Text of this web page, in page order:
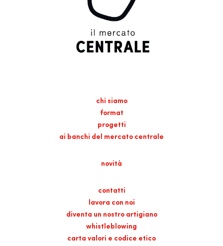
chi siamo
format
progetti
ai banchi del mercato centrale
novità
contatti
lavora con noi
diventa un nostro artigiano
whistleblowing
carta valori e codice etico